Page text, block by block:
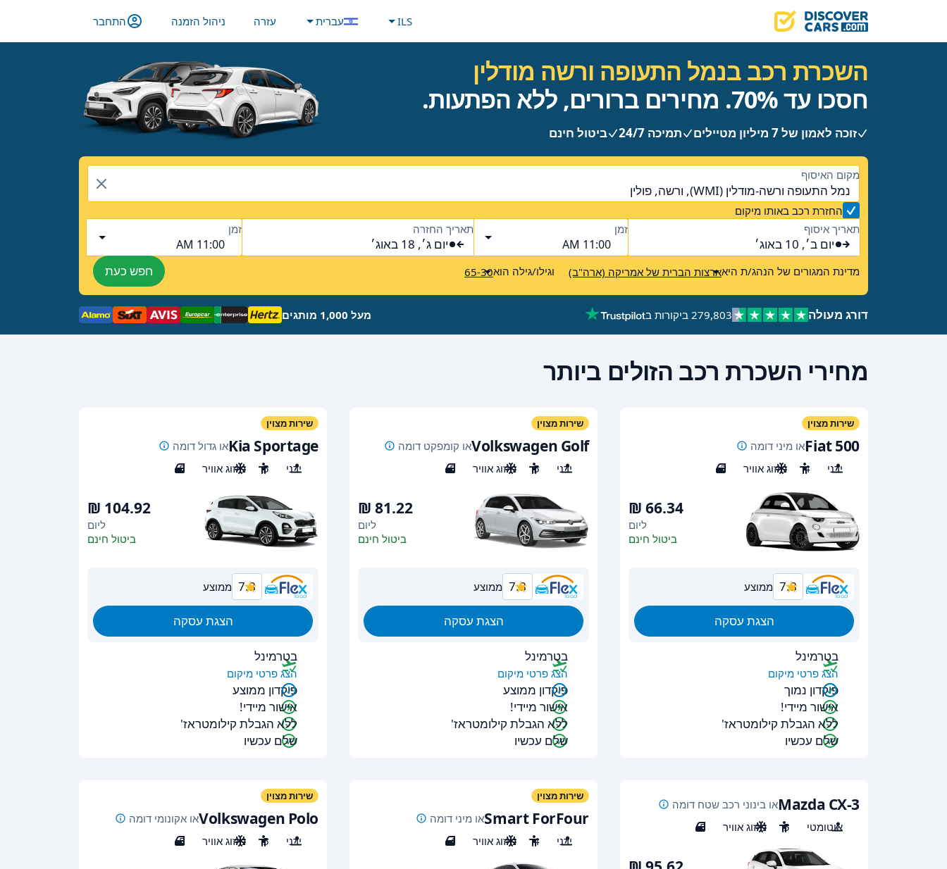
ILS עברית עזרה ניהול הזמנה התחבר
השכרת רכב בנמל התעופה ורשה מודלין
חסכו עד 70%. מחירים ברורים, ללא הפתעות.
זוכה לאמון של 7 מיליון מטיילים תמיכה 24/7 ביטול חינם
מקום האיסוף
נמל התעופה ורשה-מודלין (WMI), ורשה, פולין
החזרת רכב באותו מיקום
תאריך איסוף
יום ב׳, 10 באוג׳
זמן
11:00 AM
תאריך החזרה
יום ג׳, 18 באוג׳
זמן
11:00 AM
מדינת המגורים של הנהג/ת היאארצות הברית של אמריקה (ארה"ב) וגילו/גילה הוא65-30 חפש כעת
דורג מעולה 279,803 ביקורות ב מעל 1,000 מותגים
מחירי השכרת רכב הזולים ביותר
שירות מצוין
Fiat 500או מיני דומה
ידני
4 מיזוג אוויר 3
ליום
ביטול חינם
7.8 ממוצע
הצגת עסקה
בטרמינל
הצג פרטי מיקום
פיקדון נמוך
אישור מיידי!
ללא הגבלת קילומטראז'
שלם עכשיו
שירות מצוין
Volkswagen Golfאו קומפקט דומה
ידני
5 מיזוג אוויר 5
ליום
ביטול חינם
7.8 ממוצע
הצגת עסקה
בטרמינל
הצג פרטי מיקום
פיקדון ממוצע
אישור מיידי!
ללא הגבלת קילומטראז'
שלם עכשיו
שירות מצוין
Kia Sportageאו גדול דומה
ידני
5 מיזוג אוויר 5
ליום
ביטול חינם
7.8 ממוצע
הצגת עסקה
בטרמינל
הצג פרטי מיקום
פיקדון ממוצע
אישור מיידי!
ללא הגבלת קילומטראז'
שלם עכשיו
Mazda CX-3או בינוני רכב שטח דומה
אוטומטי
5 מיזוג אוויר 5
שירות מצוין
Smart ForFourאו מיני דומה
ידני
4 מיזוג אוויר 4
שירות מצוין
Volkswagen Poloאו אקונומי דומה
ידני
5 מיזוג אוויר 5